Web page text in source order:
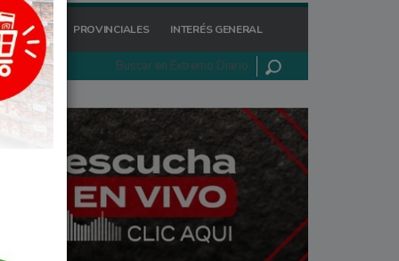
PROVINCIALES INTERÉS GENERAL